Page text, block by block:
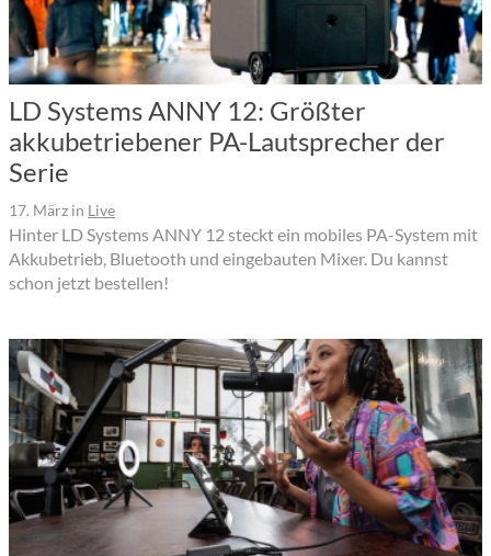
LD Systems ANNY 12: Größter
akkubetriebener PA-Lautsprecher der
Serie
17. März in Live
Hinter LD Systems ANNY 12 steckt ein mobiles PA-System mit
Akkubetrieb, Bluetooth und eingebauten Mixer. Du kannst
schon jetzt bestellen!